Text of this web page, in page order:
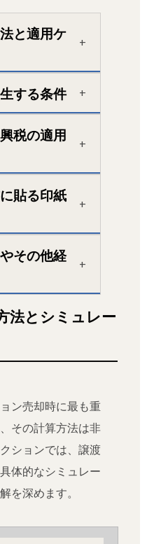
と適用ケ
する条件
税の適用
貼る印紙
その他経
法とシミュレー
ン売却時に最も重
その計算方法は非
ションでは、譲渡
体的なシミュレー
を深めます。